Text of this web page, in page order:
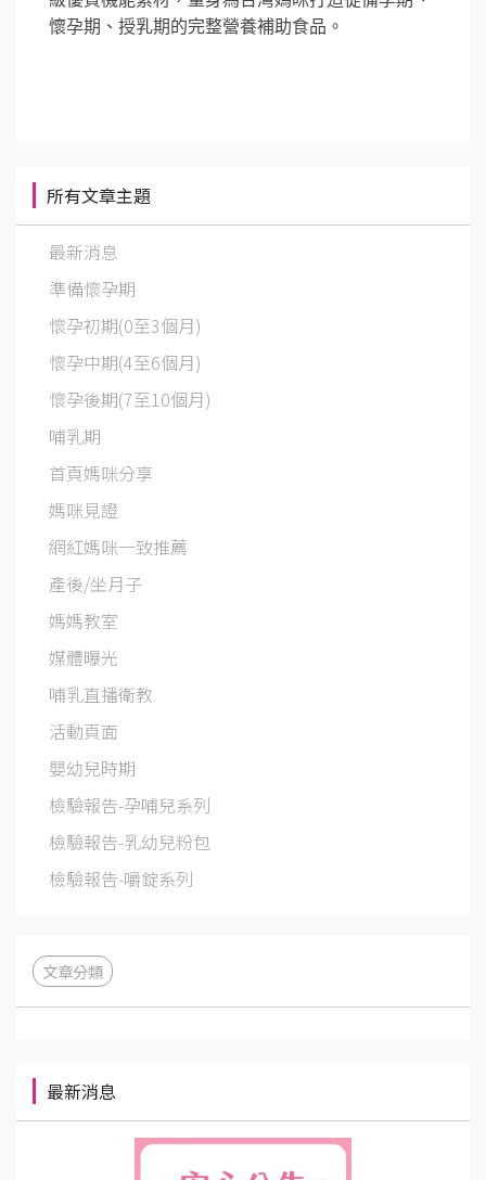
懷孕期、授乳期的完整營養補助食品。
所有文章主題
最新消息
準備懷孕期
懷孕初期(0至3個月)
懷孕中期(4至6個月)
懷孕後期(7至10個月)
哺乳期
首頁媽咪分享
媽咪見證
網紅媽咪一致推薦
產後/坐月子
媽媽教室
媒體曝光
哺乳直播衛教
活動頁面
嬰幼兒時期
檢驗報告-孕哺兒系列
檢驗報告-乳幼兒粉包
檢驗報告-嚼錠系列
文章分類
最新消息